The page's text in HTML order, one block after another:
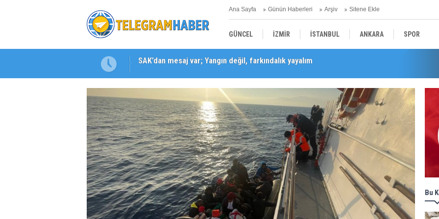
Ana Sayfa Günün Haberleri Arşiv Sitene Ekle
GÜNCEL İZMİR İSTANBUL ANKARA SPOR
YEREL SAĞLIK
Karabağlar ‘da Gazeteci Barış Selçuk saygıyla anıldı
Bu